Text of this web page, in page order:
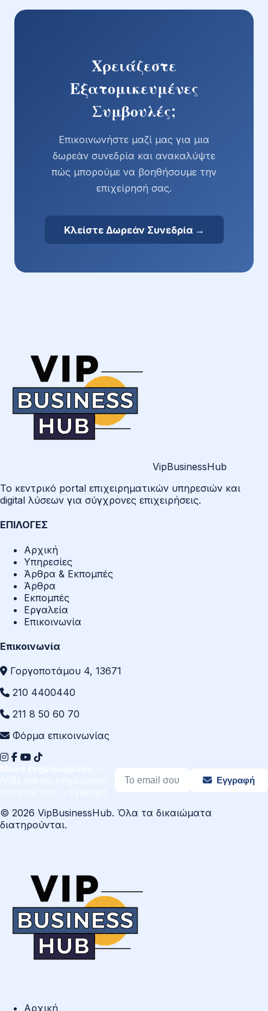
Χρειάζεστε
Εξατομικευμένες
Συμβουλές;
Επικοινωνήστε μαζί μας για μια
δωρεάν συνεδρία και ανακαλύψτε
πώς μπορούμε να βοηθήσουμε την
επιχείρησή σας.
Κλείστε Δωρεάν Συνεδρία →
VipBusinessHub
Το κεντρικό portal επιχειρηματικών υπηρεσιών και
digital λύσεων για σύγχρονες επιχειρήσεις.
ΕΠΙΛΟΓΕΣ
Αρχική
Υπηρεσίες
Άρθρα & Εκπομπές
Άρθρα
Εκπομπές
Εργαλεία
Επικοινωνία
Επικοινωνία
Γοργοποτάμου 4, 13671
210 4400440
211 8 50 60 70
Φόρμα επικοινωνίας
Εγγραφή
© 2026 VipBusinessHub. Όλα τα δικαιώματα
διατηρούνται.
Αρχική